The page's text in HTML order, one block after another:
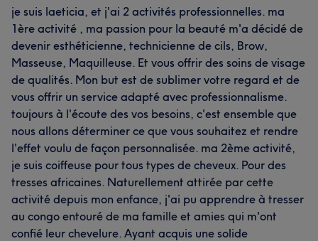
je suis laeticia, et j'ai 2 activités professionnelles. ma
1ère activité , ma passion pour la beauté m'a décidé de
devenir esthéticienne, technicienne de cils, Brow,
Masseuse, Maquilleuse. Et vous offrir des soins de visage
de qualités. Mon but est de sublimer votre regard et de
vous offrir un service adapté avec professionnalisme.
toujours à l'écoute des vos besoins, c'est ensemble que
nous allons déterminer ce que vous souhaitez et rendre
l'effet voulu de façon personnalisée. ma 2ème activité,
je suis coiffeuse pour tous types de cheveux. Pour des
tresses africaines. Naturellement attirée par cette
activité depuis mon enfance, j'ai pu apprendre à tresser
au congo entouré de ma famille et amies qui m'ont
confié leur chevelure. Ayant acquis une solide